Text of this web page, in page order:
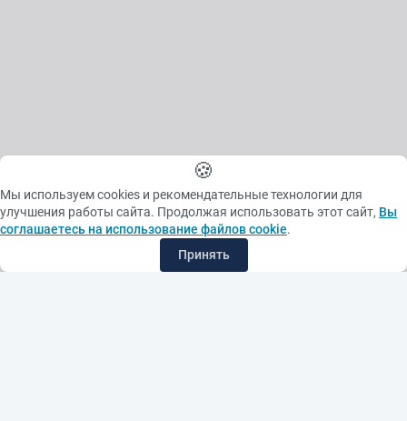
🍪
Мы используем cookies и рекомендательные технологии для
улучшения работы сайта. Продолжая использовать этот сайт, Вы
соглашаетесь на использование файлов cookie.
Принять